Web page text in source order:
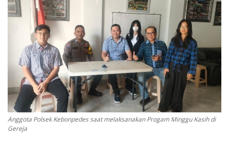
Keamanan
Kejahatan
Cybers Event
UMKM & Ekonomi Kreatif
Pekerja Migran Indonesia
Anggota Polsek Kebonpedes saat melaksanakan Progam Minggu Kasih di
Gereja